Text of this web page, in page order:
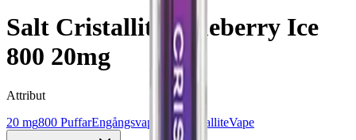
Salt Cristallite Blueberry Ice
800 20mg
Attribut
20 mg800 PuffarEngångsvape Salt CristalliteVape